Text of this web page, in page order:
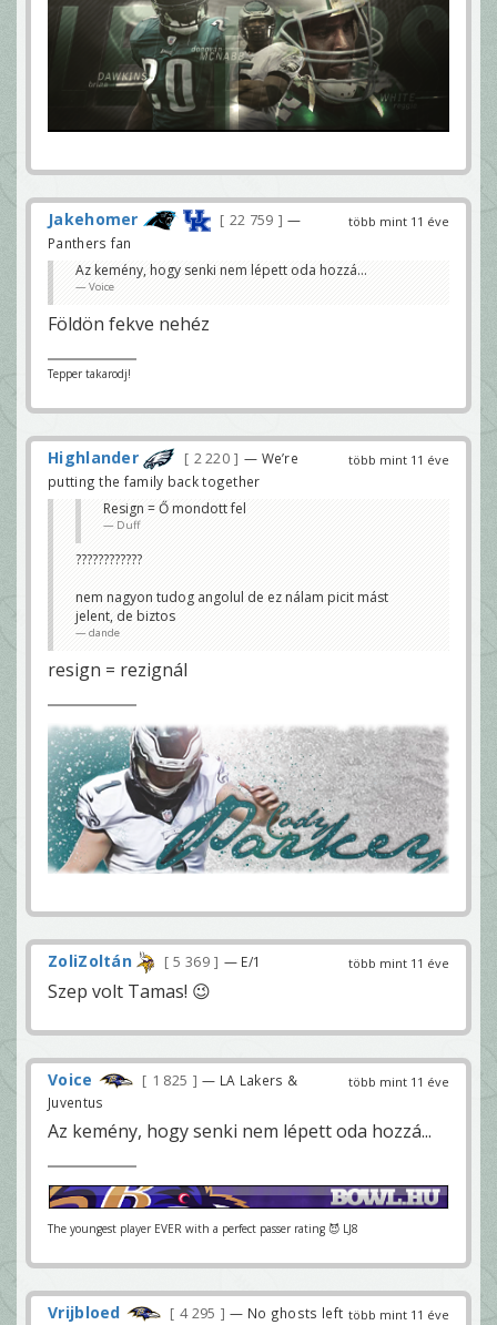
több mint 11 éve
Jakehomer 22 759
—
Panthers fan
Az kemény, hogy senki nem lépett oda hozzá...
Voice
Földön fekve nehéz
Tepper takarodj!
több mint 11 éve
Highlander 2 220
— We’re
putting the family back together
Resign = Ő mondott fel
Duff
????????????
nem nagyon tudog angolul de ez nálam picit mást
jelent, de biztos
dande
resign = rezignál
több mint 11 éve
ZoliZoltán 5 369 — E/1
Szep volt Tamas! 😉
több mint 11 éve
Voice 1 825
— LA Lakers &
Juventus
Az kemény, hogy senki nem lépett oda hozzá...
The youngest player EVER with a perfect passer rating 😈 LJ8
több mint 11 éve
Vrijbloed 4 295
— No ghosts left